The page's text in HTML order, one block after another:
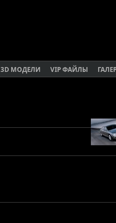
3D МОДЕЛИ VIP ФАЙЛЫ